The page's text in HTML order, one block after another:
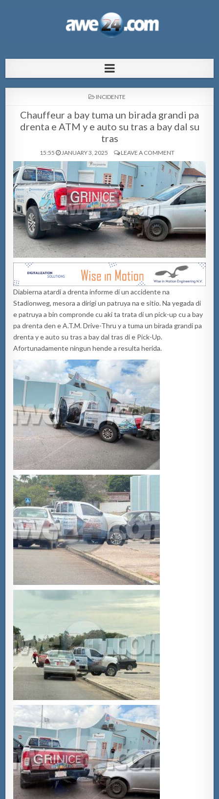
pa Aruba
POSTED
INCIDENTE
Chauffeur a bay tuma un birada grandi pa
drenta e ATM y e auto su tras a bay dal su
tras
15:55 JANUARY 3, 2025 LEAVE A COMMENT
Diabierna atardi a drenta informe di un accidente na
Stadionweg, mesora a dirigi un patruya na e sitio. Na yegada di
e patruya a bin compronde cu aki ta trata di un pick-up cu a bay
pa drenta den e A.T.M. Drive-Thru y a tuma un birada grandi pa
drenta y e auto su tras a bay dal tras di e Pick-Up.
Afortunadamente ningun hende a resulta herida.